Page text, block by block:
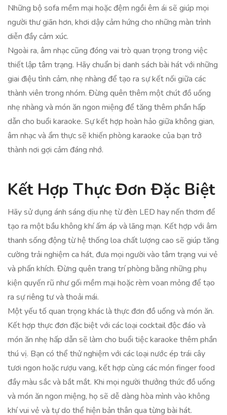
Những bộ sofa mềm mại hoặc đệm ngồi êm ái sẽ giúp mọi
người thư giãn hơn, khơi dậy cảm hứng cho những màn trình
diễn đầy cảm xúc.
Ngoài ra, âm nhạc cũng đóng vai trò quan trọng trong việc
thiết lập tâm trạng. Hãy chuẩn bị danh sách bài hát với những
giai điệu tình cảm, nhẹ nhàng để tạo ra sự kết nối giữa các
thành viên trong nhóm. Đừng quên thêm một chút đồ uống
nhẹ nhàng và món ăn ngon miệng để tăng thêm phần hấp
dẫn cho buổi karaoke. Sự kết hợp hoàn hảo giữa không gian,
âm nhạc và ẩm thực sẽ khiến phòng karaoke của bạn trở
thành nơi gợi cảm đáng nhớ.
Kết Hợp Thực Đơn Đặc Biệt
Hãy sử dụng ánh sáng dịu nhẹ từ đèn LED hay nến thơm để
tạo ra một bầu không khí ấm áp và lãng mạn. Kết hợp với âm
thanh sống động từ hệ thống loa chất lượng cao sẽ giúp tăng
cường trải nghiệm ca hát, đưa mọi người vào tâm trạng vui vẻ
và phấn khích. Đừng quên trang trí phòng bằng những phụ
kiện quyến rũ như gối mềm mại hoặc rèm voan mỏng để tạo
ra sự riêng tư và thoải mái.
Một yếu tố quan trọng khác là thực đơn đồ uống và món ăn.
Kết hợp thực đơn đặc biệt với các loại cocktail độc đáo và
món ăn nhẹ hấp dẫn sẽ làm cho buổi tiệc karaoke thêm phần
thú vị. Bạn có thể thử nghiệm với các loại nước ép trái cây
tươi ngon hoặc rượu vang, kết hợp cùng các món finger food
đầy màu sắc và bắt mắt. Khi mọi người thưởng thức đồ uống
và món ăn ngon miệng, họ sẽ dễ dàng hòa mình vào không
khí vui vẻ và tự do thể hiện bản thân qua từng bài hát.